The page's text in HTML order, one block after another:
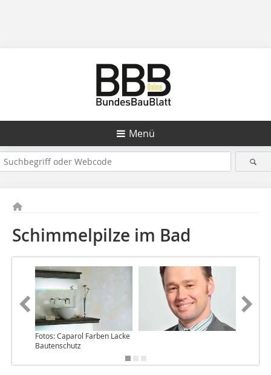
Menü
Schimmelpilze im Bad
Fotos: Caparol Farben Lacke
Bautenschutz